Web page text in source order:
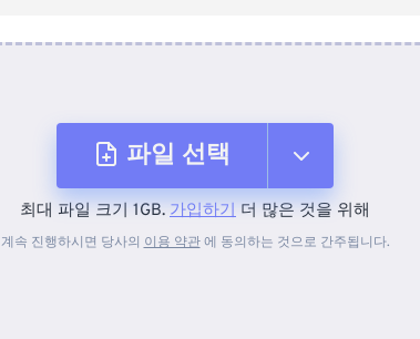
파일 선택
장치에서
최대 파일 크기 1GB. 가입하기 더 많은 것을 위해
계속 진행하시면 당사의 이용 약관에 동의하는 것으로 간주됩니다.